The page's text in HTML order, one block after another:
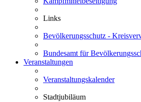
Links
Bevölkerungsschutz -
Bundesamt für
Veranstaltungen
Veranstaltungskalender
Stadtjubiläum